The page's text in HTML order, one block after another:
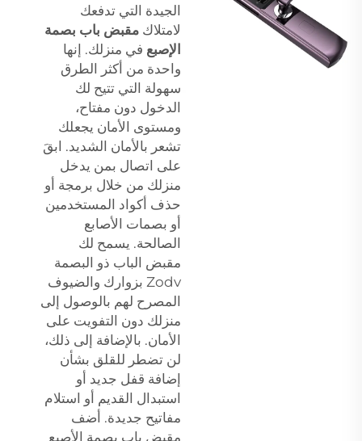
الجيدة التي تدفعك
لامتلاك مقبض باب بصمة
الإصبع في منزلك. إنها
واحدة من أكثر الطرق
سهولة التي تتيح لك
الدخول دون مفتاح،
ومستوى الأمان يجعلك
تشعر بالأمان الشديد. ابقَ
على اتصال بمن يدخل
منزلك من خلال برمجة أو
حذف أكواد المستخدمين
أو بصمات الأصابع
الصالحة. يسمح لك
مقبض الباب ذو البصمة
Zodv بزوارك والضيوف
المصرح لهم بالوصول إلى
منزلك دون التفويت على
الأمان. بالإضافة إلى ذلك،
لن تضطر للقلق بشأن
إضافة قفل جديد أو
استبدال القديم أو استلام
مفاتيح جديدة. أضف
مقبض باب بصمة الأصبع